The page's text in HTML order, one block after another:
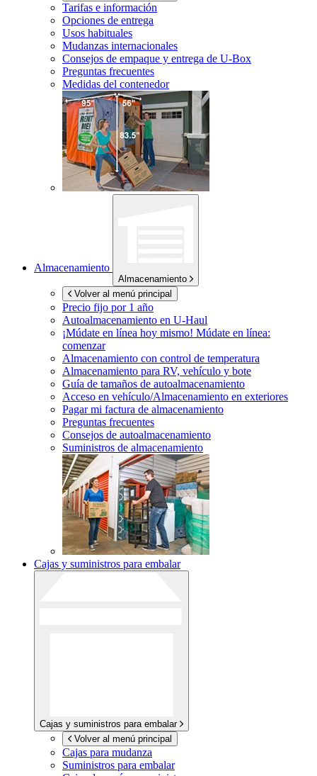
Tarifas e información
Opciones de entrega
Usos habituales
Mudanzas internacionales
Consejos de empaque y entrega de U-Box
Preguntas frecuentes
Medidas del contenedor
Almacenamiento
Almacenamiento
Volver al menú principal
Precio fijo por 1 año
Autoalmacenamiento en U-Haul
¡Múdate en línea hoy mismo! Múdate en línea:
comenzar
Almacenamiento con control de temperatura
Almacenamiento para RV, vehículo y bote
Guía de tamaños de autoalmacenamiento
Acceso en vehículo/Almacenamiento en exteriores
Pagar mi factura de almacenamiento
Preguntas frecuentes
Consejos de autoalmacenamiento
Suministros de almacenamiento
Cajas y suministros para embalar
Cajas y suministros para embalar
Volver al menú principal
Cajas para mudanza
Suministros para embalar